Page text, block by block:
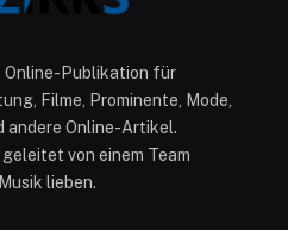
Online-Publikation für
Filme, Prominente, Mode,
Online-Artikel.
von einem Team
lieben.